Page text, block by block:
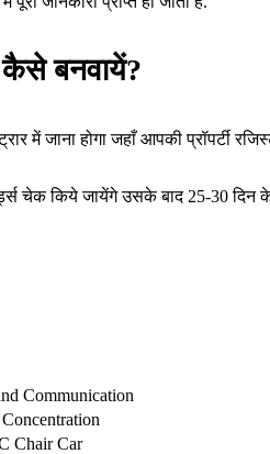
बनवायें?
में जाना होगा जहाँ आपकी प्रॉपर्टी
चेक किये जायेंगे उसके बाद 25-30 दिन
Communication
Chair Car